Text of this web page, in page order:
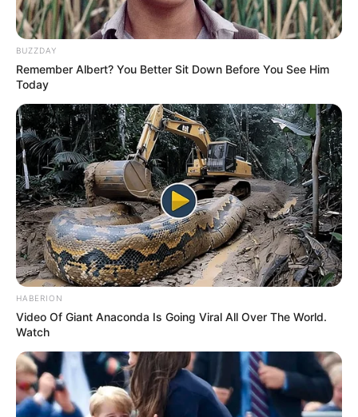
BUZZDAY
Remember Albert? You Better Sit Down Before You See Him
Today
HABERION
Video Of Giant Anaconda Is Going Viral All Over The World.
Watch